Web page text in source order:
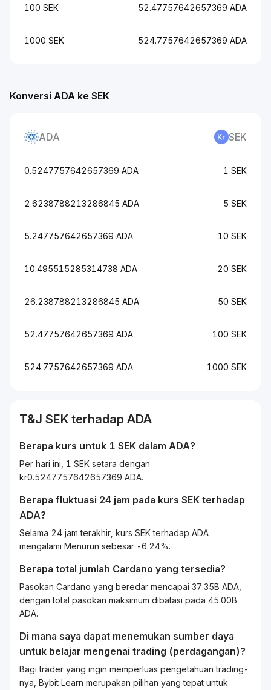
Konversi ADA ke SEK
ADA SEK
0.5247757642657369 ADA 1 SEK
2.6238788213286845 ADA 5 SEK
5.247757642657369 ADA 10 SEK
10.495515285314738 ADA 20 SEK
26.238788213286845 ADA 50 SEK
52.47757642657369 ADA 100 SEK
524.7757642657369 ADA 1000 SEK
100 SEK 52.47757642657369 ADA
1000 SEK 524.7757642657369 ADA
T&J SEK terhadap ADA
Berapa kurs untuk 1 SEK dalam ADA?
Per hari ini, 1 SEK setara dengan
kr0.5247757642657369 ADA.
Berapa fluktuasi 24 jam pada kurs SEK terhadap
ADA?
Selama 24 jam terakhir, kurs SEK terhadap ADA
mengalami Menurun sebesar -6.24%.
Berapa total jumlah Cardano yang tersedia?
Pasokan Cardano yang beredar mencapai 37.35B ADA,
dengan total pasokan maksimum dibatasi pada 45.00B
ADA.
Di mana saya dapat menemukan sumber daya
untuk belajar mengenai trading (perdagangan)?
Bagi trader yang ingin memperluas pengetahuantrading-
nya, Bybit Learn merupakan pilihan yang tepat untuk